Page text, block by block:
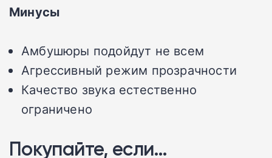
Минусы
Амбушюры подойдут не всем
Агрессивный режим прозрачности
Качество звука естественно
ограничено
Покупайте, если…